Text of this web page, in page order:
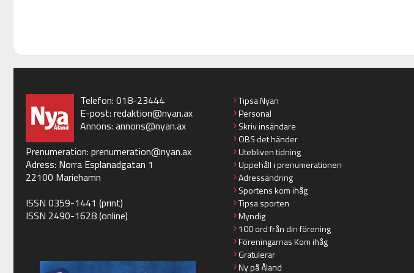
Telefon: 018-23444
E-post: redaktion@nyan.ax
Annons: annons@nyan.ax
Prenumeration: prenumeration@nyan.ax
Adress: Norra Esplanadgatan 1
22100 Mariehamn
ISSN 0359-1441 (print)
ISSN 2490-1628 (online)
Tipsa Nyan
Personal
Skriv insändare
OBS det händer
Utebliven tidning
Uppehåll i prenumerationen
Adressändring
Sportens kom ihåg
Tipsa sporten
Myndig
100 ord från din förening
Föreningarnas Kom ihåg
Gratulerar
Ny på Åland